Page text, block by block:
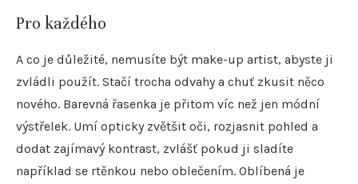
Pro každého
A co je důležité, nemusíte být make-up artist, abyste ji
zvládli použít. Stačí trocha odvahy a chuť zkusit něco
nového. Barevná řasenka je přitom víc než jen módní
výstřelek. Umí opticky zvětšit oči, rozjasnit pohled a
dodat zajímavý kontrast, zvlášť pokud ji sladíte
například se rtěnkou nebo oblečením. Oblíbená je